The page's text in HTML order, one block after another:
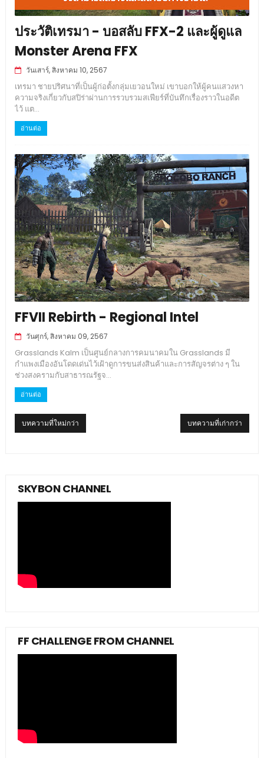
ประวัติเทรมา - บอสลับ FFX-2 และผู้ดูแล
Monster Arena FFX
วันเสาร์, สิงหาคม 10, 2567
เทรมา ชายปริศนาที่เป็นผู้ก่อตั้งกลุ่มเยวอนใหม่ เขาบอกให้ผู้คนแสวงหา
ความจริงเกี่ยวกับสปิร่าผ่านการรวบรวมสเฟียร์ที่บันทึกเรื่องราวในอดีต
ไว้ แต...
อ่านต่อ
FFVII Rebirth - Regional Intel
วันศุกร์, สิงหาคม 09, 2567
Grasslands Kalm เป็นศูนย์กลางการคมนาคมใน Grasslands มี
กำแพงเมืองอันโดดเด่นไว้เฝ้าดูการขนส่งสินค้าและการสัญจรต่าง ๆ ใน
ช่วงสงครามกับสาธารณรัฐจ...
อ่านต่อ
บทความที่ใหม่กว่า บทความที่เก่ากว่า
SKYBON CHANNEL
FF CHALLENGE FROM CHANNEL